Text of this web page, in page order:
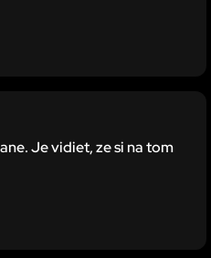
Je vidiet, ze si na tom